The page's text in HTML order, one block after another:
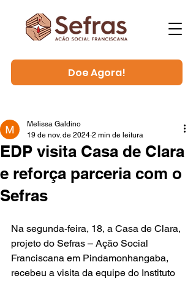
Doe Agora!
EDP visita Casa de Clara
e reforça parceria com o
Sefras
Melissa Galdino
19 de nov. de 2024 2 min de leitura
Na segunda-feira, 18, a Casa de Clara,
projeto do Sefras – Ação Social
Franciscana em Pindamonhangaba,
recebeu a visita da equipe do Instituto